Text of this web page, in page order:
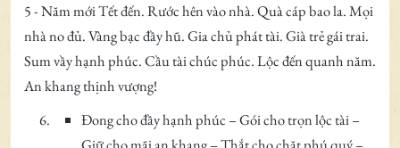
5 - Năm mới Tết đến. Rước hên vào nhà. Quà cáp bao la. Mọi
nhà no đủ. Vàng bạc đầy hũ. Gia chủ phát tài. Già trẻ gái trai.
Sum vầy hạnh phúc. Cầu tài chúc phúc. Lộc đến quanh năm.
An khang thịnh vượng!
Đong cho đầy hạnh phúc – Gói cho trọn lộc tài –